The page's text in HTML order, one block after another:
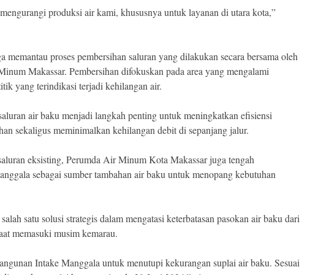
produksi air kami, khususnya untuk layanan di utara kota,”
proses pembersihan saluran yang dilakukan secara bersama oleh
Makassar. Pembersihan difokuskan pada area yang mengalami
yang terindikasi terjadi kehilangan air.
air baku menjadi langkah penting untuk meningkatkan efisiensi
sekaligus meminimalkan kehilangan debit di sepanjang jalur.
eksisting, Perumda Air Minum Kota Makassar juga tengah
sebagai sumber tambahan air baku untuk menopang kebutuhan
satu solusi strategis dalam mengatasi keterbatasan pasokan air baku dari
memasuki musim kemarau.
Intake Manggala untuk menutupi kekurangan suplai air baku. Sesuai